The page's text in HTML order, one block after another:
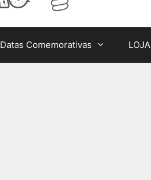
Datas Comemorativas LOJA